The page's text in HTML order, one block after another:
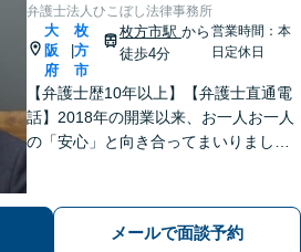
弁護士法人ひこぼし法律事務所
大
阪
府
|
枚
方
市
枚方市駅 から
徒歩4分
営業時間：本
日定休日
【弁護士歴10年以上】【弁護士直通電
話】2018年の開業以来、お一人お一人
の「安心」と向き合ってまいりまし
ていただける結果を目指し、迅速かつ
粘り強く対応することをお約束しま
メールで面談予約